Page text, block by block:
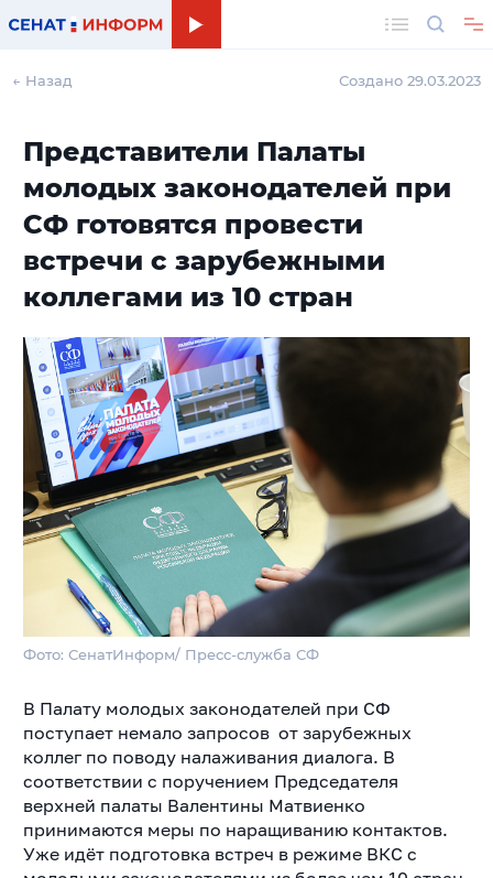
← Назад Создано 29.03.2023
Представители Палаты
молодых законодателей при
СФ готовятся провести
встречи с зарубежными
коллегами из 10 стран
Фото: СенатИнформ/ Пресс-служба СФ
В Палату молодых законодателей при СФ
поступает немало запросов от зарубежных
коллег по поводу налаживания диалога. В
соответствии с поручением Председателя
верхней палаты Валентины Матвиенко
принимаются меры по наращиванию контактов.
Уже идёт подготовка встреч в режиме ВКС с